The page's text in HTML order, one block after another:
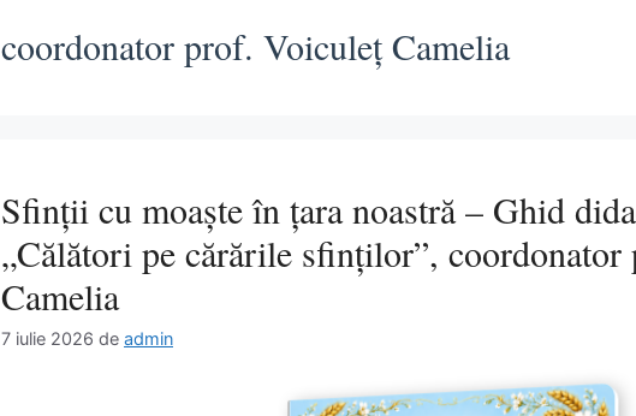
coordonator prof. Voiculeț Camelia
Sfinții cu moaște în țara noastră – Ghid
„Călători pe cărările sfinților”,
Camelia
7 iulie 2026 de admin